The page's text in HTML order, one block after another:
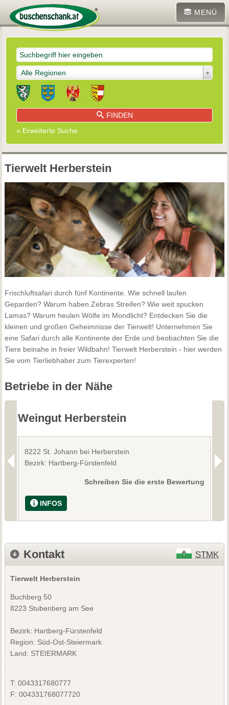
MENÜ
Alle Regionen
FINDEN
» Erweiterte Suche
Tierwelt Herberstein
Frischluftsafari durch fünf Kontinente. Wie schnell laufen
Geparden? Warum haben Zebras Streifen? Wie weit spucken
Lamas? Warum heulen Wölfe im Mondlicht? Entdecken Sie die
kleinen und großen Geheimnisse der Tierwelt! Unternehmen Sie
eine Safari durch alle Kontinente der Erde und beobachten Sie die
Tiere beinahe in freier Wildbahn! Tierwelt Herberstein - hier werden
Sie vom Tierliebhaber zum Tierexperten!
Betriebe in der Nähe
Weingut Herberstein
8222 St. Johann bei Herberstein
Bezirk: Hartberg-Fürstenfeld
Schreiben Sie die erste Bewertung
INFOS
Kontakt STMK
Tierwelt Herberstein
Buchberg 50
8223 Stubenberg am See
Bezirk: Hartberg-Fürstenfeld
Region: Süd-Ost-Steiermark
Land: STEIERMARK
T: 0043317680777
F: 004331768077720